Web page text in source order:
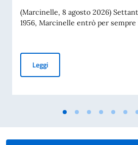
(Marcinelle, 8 agosto 2026)
1956, Marcinelle entrò per
Leggi70° Anniversario del